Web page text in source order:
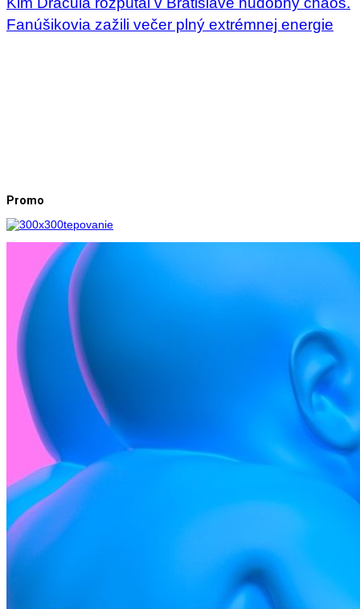
Fanúšikovia zažili večer plný extrémnej energie
Promo